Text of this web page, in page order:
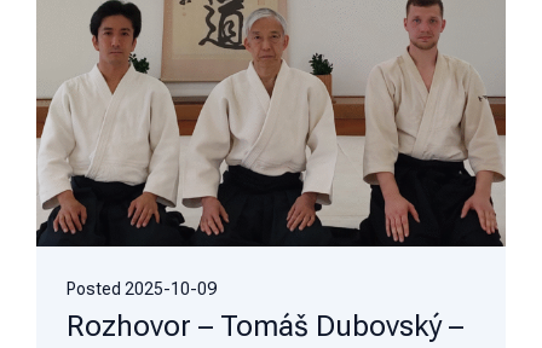
Posted 2025-10-09
Rozhovor – Tomáš Dubovský –